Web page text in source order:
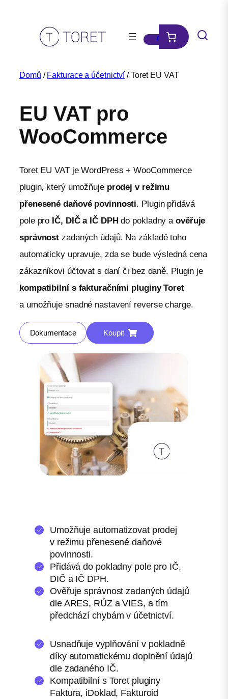
Domů / Fakturace a účetnictví / Toret EU VAT
EU VAT pro
WooCommerce
Toret EU VAT je WordPress + WooCommerce
plugin, který umožňuje prodej v režimu
přenesené daňové povinnosti. Plugin přidává
pole pro IČ, DIČ a IČ DPHdo pokladny aověřuje
správnostzadaných údajů. Na základě toho
automaticky upravuje, zda se bude výsledná cena
zákazníkovi účtovat s daní či bez daně. Plugin je
kompatibilní s fakturačními pluginy Toret
a umožňuje snadné nastavení reverse charge.
Dokumentace Koupit
Umožňuje automatizovat prodej
v režimu přenesené daňové
povinnosti.
Přidává do pokladny pole pro IČ,
DIČ a IČ DPH.
Ověřuje správnost zadaných údajů
dle ARES, RÚZ a VIES, a tím
předchází chybám v účetnictví.
Usnadňuje vyplňování v pokladně
díky automatickému doplnění údajů
dle zadaného IČ.
Kompatibilní s Toret pluginy
Faktura, iDoklad, Fakturoid